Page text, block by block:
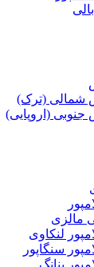
شمالی (ترک)
(اروپایی)
مالزی
لنکاوی
سنگاپور
پنانگ